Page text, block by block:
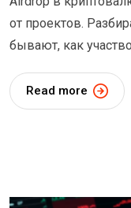
от проектов.
бывают, как
Read more